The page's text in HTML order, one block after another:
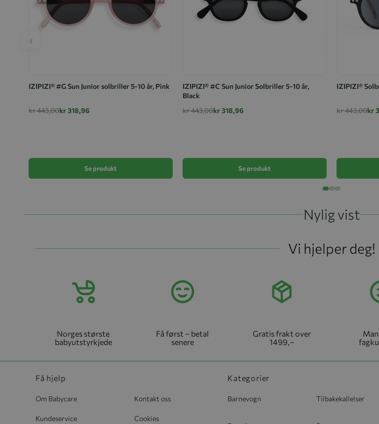
IZIPIZI® #G Sun Junior solbriller 5-10 år, Pink
kr 443,00kr 318,96
Se produkt
IZIPIZI® #C Sun Junior Solbriller 5-10 år,
Black
kr 443,00kr 318,96
Se produkt
IZIPIZI®
kr 443,00kr
‹
Nylig vist
Vi hjelper deg!
Norges største
babyutstyrkjede
Få først – betal
senere
Gratis frakt over
1499,–
Få hjelp
Om Babycare Kontakt oss
Kundeservice Cookies
Kategorier
Barnevogn Tilbakekallelser